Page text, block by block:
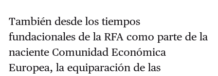
También desde los tiempos
fundacionales de la RFA como parte de la
naciente Comunidad Económica
Europea, la equiparación de las